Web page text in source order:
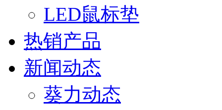
LED鼠标垫
热销产品
新闻动态
葵力动态